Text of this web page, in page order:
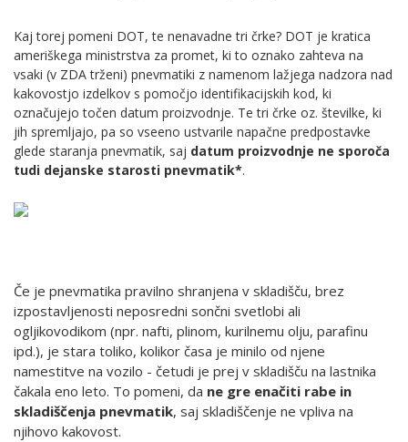
Kaj torej pomeni DOT, te nenavadne tri črke? DOT je kratica
ameriškega ministrstva za promet, ki to oznako zahteva na
vsaki (v ZDA trženi) pnevmatiki z namenom lažjega nadzora nad
kakovostjo izdelkov s pomočjo identifikacijskih kod, ki
označujejo točen datum proizvodnje. Te tri črke oz. številke, ki
jih spremljajo, pa so vseeno ustvarile napačne predpostavke
glede staranja pnevmatik, saj datum proizvodnje ne sporoča
tudi dejanske starosti pnevmatik*.
Če je pnevmatika pravilno shranjena v skladišču, brez
izpostavljenosti neposredni sončni svetlobi ali
ogljikovodikom (npr. nafti, plinom, kurilnemu olju, parafinu
ipd.), je stara toliko, kolikor časa je minilo od njene
namestitve na vozilo - četudi je prej v skladišču na lastnika
čakala eno leto. To pomeni, da ne gre enačiti rabe in
skladiščenja pnevmatik, saj skladiščenje ne vpliva na
njihovo kakovost.